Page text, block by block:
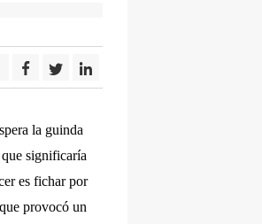
la guinda
significaría
es fichar por
provocó un